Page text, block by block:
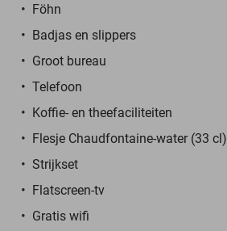
Föhn
Badjas en slippers
Groot bureau
Telefoon
Koffie- en theefaciliteiten
Flesje Chaudfontaine-water (33 cl)
Strijkset
Flatscreen-tv
Gratis wifi